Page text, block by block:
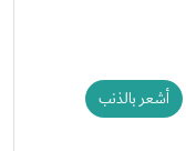
أشعر بالذنب